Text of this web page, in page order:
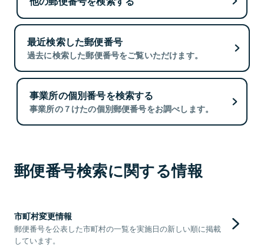
最近検索した郵便番号
過去に検索した郵便番号をご覧いただけます。
事業所の個別番号を検索する
事業所の７けたの個別郵便番号をお調べします。
郵便番号検索に関する情報
市町村変更情報
郵便番号を公表した市町村の一覧を実施日の新しい順に掲載
しています。